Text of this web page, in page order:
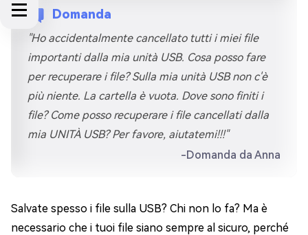
Domanda
"Ho accidentalmente cancellato tutti i miei file
importanti dalla mia unità USB. Cosa posso fare
per recuperare i file? Sulla mia unità USB non c'è
più niente. La cartella è vuota. Dove sono finiti i
file? Come posso recuperare i file cancellati dalla
mia UNITÀ USB? Per favore, aiutatemi!!!"
-Domanda da Anna
Salvate spesso i file sulla USB? Chi non lo fa? Ma è
necessario che i tuoi file siano sempre al sicuro, perché